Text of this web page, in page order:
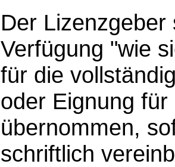
Der
Verfügung "wie
für die
oder Eignung
übernommen,
schriftlich